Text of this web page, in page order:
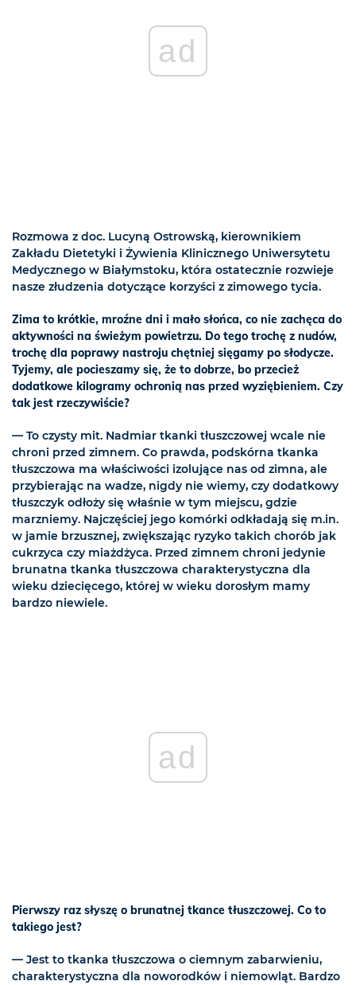
ad
Rozmowa z doc. Lucyną Ostrowską, kierownikiem
Zakładu Dietetyki i Żywienia Klinicznego Uniwersytetu
Medycznego w Białymstoku, która ostatecznie rozwieje
nasze złudzenia dotyczące korzyści z zimowego tycia.
Zima to krótkie, mroźne dni i mało słońca, co nie zachęca do
aktywności na świeżym powietrzu. Do tego trochę z nudów,
trochę dla poprawy nastroju chętniej sięgamy po słodycze.
Tyjemy, ale pocieszamy się, że to dobrze, bo przecież
dodatkowe kilogramy ochronią nas przed wyziębieniem. Czy
tak jest rzeczywiście?
— To czysty mit. Nadmiar tkanki tłuszczowej wcale nie
chroni przed zimnem. Co prawda, podskórna tkanka
tłuszczowa ma właściwości izolujące nas od zimna, ale
przybierając na wadze, nigdy nie wiemy, czy dodatkowy
tłuszczyk odłoży się właśnie w tym miejscu, gdzie
marzniemy. Najczęściej jego komórki odkładają się m.in.
w jamie brzusznej, zwiększając ryzyko takich chorób jak
cukrzyca czy miażdżyca. Przed zimnem chroni jedynie
brunatna tkanka tłuszczowa charakterystyczna dla
wieku dziecięcego, której w wieku dorosłym mamy
bardzo niewiele.
ad
Pierwszy raz słyszę o brunatnej tkance tłuszczowej. Co to
takiego jest?
— Jest to tkanka tłuszczowa o ciemnym zabarwieniu,
charakterystyczna dla noworodków i niemowląt. Bardzo